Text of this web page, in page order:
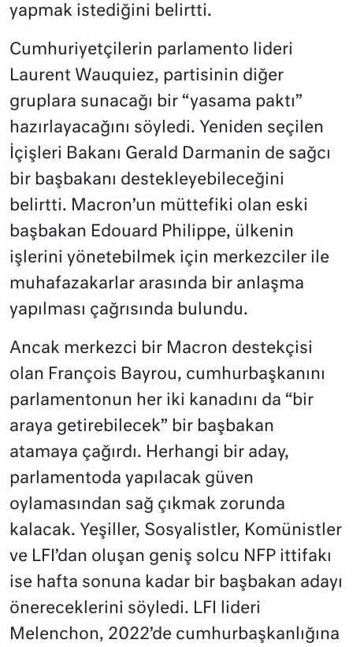
yapmak istediğini belirtti.
Cumhuriyetçilerin parlamento lideri
Laurent Wauquiez, partisinin diğer
gruplara sunacağı bir “yasama paktı”
hazırlayacağını söyledi. Yeniden seçilen
İçişleri Bakanı Gerald Darmanin de sağcı
bir başbakanı destekleyebileceğini
belirtti. Macron’un müttefiki olan eski
başbakan Edouard Philippe, ülkenin
işlerini yönetebilmek için merkezciler ile
muhafazakarlar arasında bir anlaşma
yapılması çağrısında bulundu.
Ancak merkezci bir Macron destekçisi
olan François Bayrou, cumhurbaşkanını
parlamentonun her iki kanadını da “bir
araya getirebilecek” bir başbakan
atamaya çağırdı. Herhangi bir aday,
parlamentoda yapılacak güven
oylamasından sağ çıkmak zorunda
kalacak. Yeşiller, Sosyalistler, Komünistler
ve LFI’dan oluşan geniş solcu NFP ittifakı
ise hafta sonuna kadar bir başbakan adayı
önereceklerini söyledi. LFI lideri
Melenchon, 2022’de cumhurbaşkanlığına